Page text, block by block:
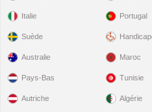
Italie
Suède
Portugal
Australie
Pays-Bas
Autriche
Maroc
Tunisie
Algérie